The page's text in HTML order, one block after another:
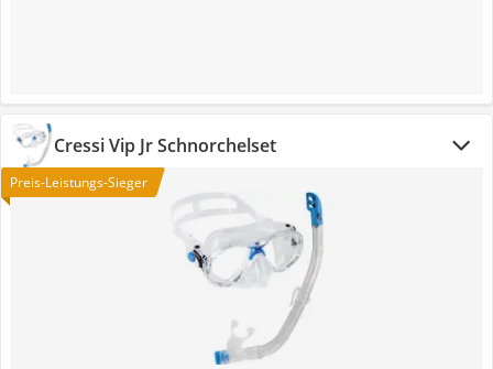
Cressi Vip Jr Schnorchelset
Preis-Leistungs-Sieger